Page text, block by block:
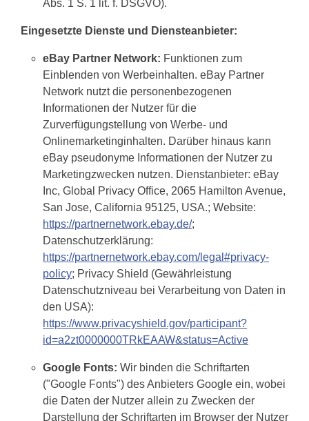
Abs. 1 S. 1 lit. f. DSGVO).
Eingesetzte Dienste und Diensteanbieter:
eBay Partner Network: Funktionen zum
Einblenden von Werbeinhalten. eBay Partner
Network nutzt die personenbezogenen
Informationen der Nutzer für die
Zurverfügungstellung von Werbe- und
Onlinemarketinginhalten. Darüber hinaus kann
eBay pseudonyme Informationen der Nutzer zu
Marketingzwecken nutzen. Dienstanbieter: eBay
Inc, Global Privacy Office, 2065 Hamilton Avenue,
San Jose, California 95125, USA.; Website:
https://partnernetwork.ebay.de/;
Datenschutzerklärung:
https://partnernetwork.ebay.com/legal#privacy-
policy; Privacy Shield (Gewährleistung
Datenschutzniveau bei Verarbeitung von Daten in
den USA):
https://www.privacyshield.gov/participant?
id=a2zt0000000TRkEAAW&status=Active
Google Fonts: Wir binden die Schriftarten
("Google Fonts") des Anbieters Google ein, wobei
die Daten der Nutzer allein zu Zwecken der
Darstellung der Schriftarten im Browser der Nutzer